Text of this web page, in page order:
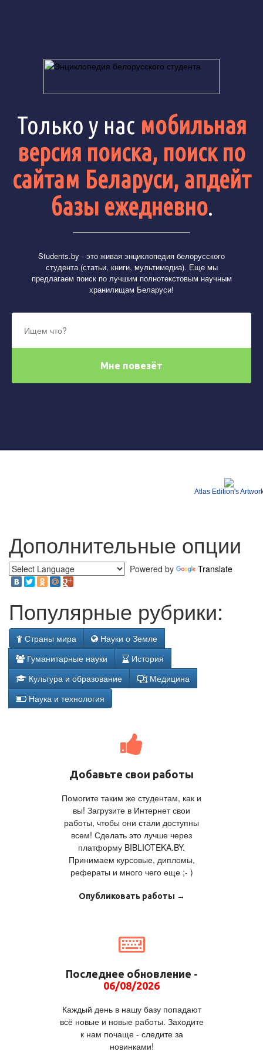
Только у нас мобильная
версия поиска, поиск по
сайтам Беларуси, апдейт
базы ежедневно.
Students.by - это живая энциклопедия белорусского
студента (статьи, книги, мультимедиа). Еще мы
предлагаем поиск по лучшим полнотекстовым научным
хранилищам Беларуси!
Atlas Edition's
Дополнительные опции
Powered by Translate
Популярные рубрики:
Страны мира
Науки о Земле
Гуманитарные науки
История
Культура и образование
Медицина
Наука и технология
Добавьте свои работы
Помогите таким же студентам, как и
вы! Загрузите в Интернет свои
работы, чтобы они стали доступны
всем! Сделать это лучше через
платформу BIBLIOTEKA.BY.
Принимаем курсовые, дипломы,
рефераты и много чего еще ;- )
Опубликовать работы →
Последнее обновление -
06/08/2026
Каждый день в нашу базу попадают
всё новые и новые работы. Заходите
к нам почаще - следите за
новинками!